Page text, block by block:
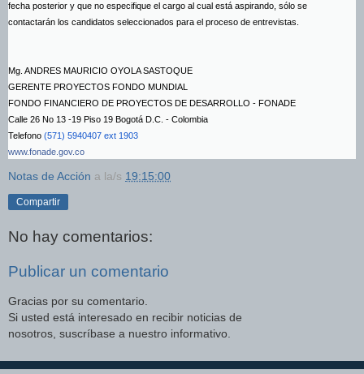
fecha posterior y que no especifique el cargo al cual está aspirando, sólo se
contactarán los candidatos seleccionados para el proceso de entrevistas.
Mg. ANDRES MAURICIO OYOLA SASTOQUE
GERENTE PROYECTOS FONDO MUNDIAL
FONDO FINANCIERO DE PROYECTOS DE DESARROLLO - FONADE
Calle 26 No 13 -19 Piso 19 Bogotá D.C. - Colombia
Telefono (571) 5940407 ext 1903
www.fonade.gov.co
Notas de Acción a la/s 19:15:00
Compartir
No hay comentarios:
Publicar un comentario
Gracias por su comentario.
Si usted está interesado en recibir noticias de
nosotros, suscríbase a nuestro informativo.